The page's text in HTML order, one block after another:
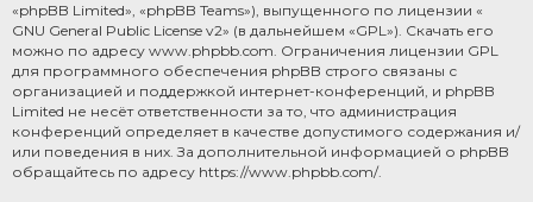
«phpBB Limited», «phpBB Teams»), выпущенного по лицензии «
GNU General Public License v2» (в дальнейшем «GPL»). Скачать его
можно по адресу www.phpbb.com. Ограничения лицензии GPL
для программного обеспечения phpBB строго связаны с
организацией и поддержкой интернет-конференций, и phpBB
Limited не несёт ответственности за то, что администрация
конференций определяет в качестве допустимого содержания и/
или поведения в них. За дополнительной информацией о phpBB
обращайтесь по адресу https://www.phpbb.com/.